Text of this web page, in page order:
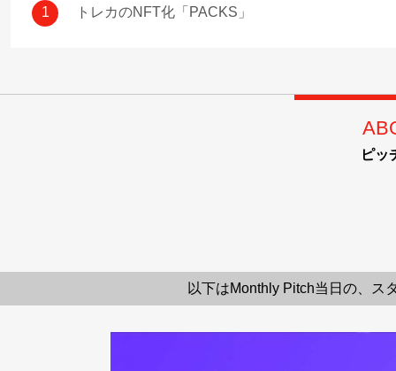
1 トレカのNFT化「PACKS」
ピッ
以下はMonthly Pitch当日の、ス